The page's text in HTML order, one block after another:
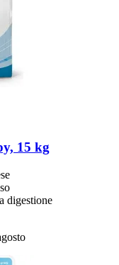
15 kg
digestione